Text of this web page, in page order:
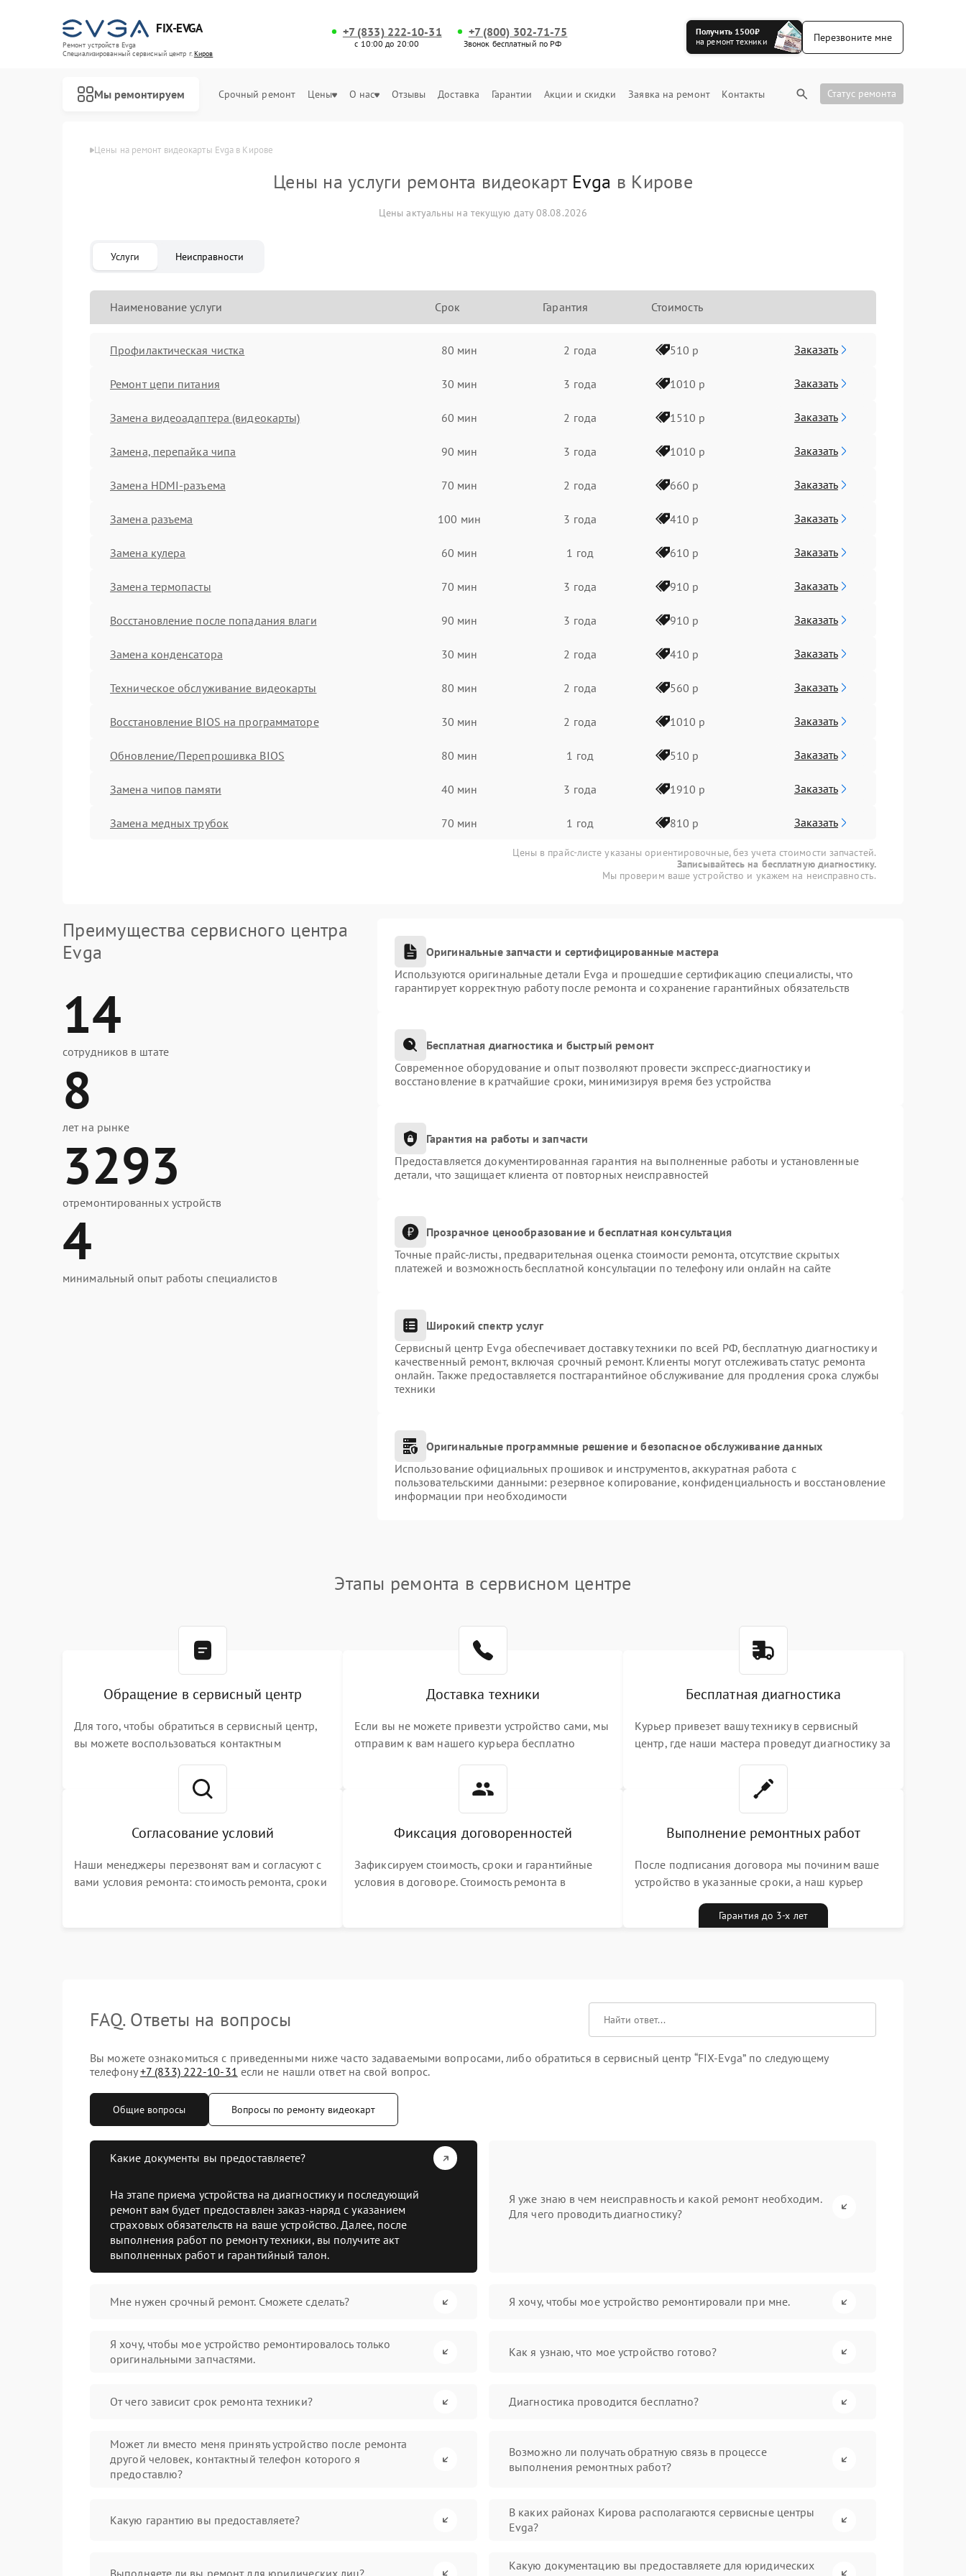
FIX-EVGA
Ремонт устройств Evga
Специализированный cервисный центр г.Киров
+7 (833) 222-10-31
с 10:00 до 20:00
+7 (800) 302-71-75
Звонок бесплатный по РФ
Получить 1500₽
на ремонт техники
Перезвоните мне
Мы ремонтируем Срочный ремонт Цены О нас Отзывы Доставка Гарантии Акции и скидки Заявка на ремонт Контакты Статус ремонта
Цены Цены на ремонт видеокарты Evga в Кирове
Цены на услуги ремонта видеокарт Evga в Кирове
Цены актуальны на текущую дату 08.08.2026
Услуги Неисправности
Наименование услуги Срок Гарантия Стоимость
Профилактическая чистка 80 мин 2 года 510 р Заказать
Ремонт цепи питания 30 мин 3 года 1010 р Заказать
Замена видеоадаптера (видеокарты) 60 мин 2 года 1510 р Заказать
Замена, перепайка чипа 90 мин 3 года 1010 р Заказать
Замена HDMI-разъема 70 мин 2 года 660 р Заказать
Замена разъема 100 мин 3 года 410 р Заказать
Замена кулера 60 мин 1 год 610 р Заказать
Замена термопасты 70 мин 3 года 910 р Заказать
Восстановление после попадания влаги 90 мин 3 года 910 р Заказать
Замена конденсатора 30 мин 2 года 410 р Заказать
Техническое обслуживание видеокарты 80 мин 2 года 560 р Заказать
Восстановление BIOS на программаторе 30 мин 2 года 1010 р Заказать
Обновление/Перепрошивка BIOS 80 мин 1 год 510 р Заказать
Замена чипов памяти 40 мин 3 года 1910 р Заказать
Замена медных трубок 70 мин 1 год 810 р Заказать
Цены в прайс-листе указаны ориентировочные, без учета стоимости запчастей.
Записывайтесь на бесплатную диагностику.
Мы проверим ваше устройство и укажем на неисправность.
Преимущества сервисного центра
Evga
14
сотрудников в штате
8
лет на рынке
3293
отремонтированных устройств
4
минимальный опыт работы специалистов
Оригинальные запчасти и сертифицированные мастера
Используются оригинальные детали Evga и прошедшие сертификацию специалисты, что
гарантирует корректную работу после ремонта и сохранение гарантийных обязательств
Бесплатная диагностика и быстрый ремонт
Современное оборудование и опыт позволяют провести экспресс-диагностику и
восстановление в кратчайшие сроки, минимизируя время без устройства
Гарантия на работы и запчасти
Предоставляется документированная гарантия на выполненные работы и установленные
детали, что защищает клиента от повторных неисправностей
Прозрачное ценообразование и бесплатная консультация
Точные прайс-листы, предварительная оценка стоимости ремонта, отсутствие скрытых
платежей и возможность бесплатной консультации по телефону или онлайн на сайте
Широкий спектр услуг
Сервисный центр Evga обеспечивает доставку техники по всей РФ, бесплатную диагностику и
качественный ремонт, включая срочный ремонт. Клиенты могут отслеживать статус ремонта
онлайн. Также предоставляется постгарантийное обслуживание для продления срока службы
техники
Оригинальные программные решение и безопасное обслуживание данных
Использование официальных прошивок и инструментов, аккуратная работа с
пользовательскими данными: резервное копирование, конфиденциальность и восстановление
информации при необходимости
Этапы ремонта в сервисном центре
Обращение в сервисный центр
Для того, чтобы обратиться в сервисный центр,
вы можете воспользоваться контактным
номер телефона на сайте
Доставка техники
Если вы не можете привезти устройство сами, мы
отправим к вам нашего курьера бесплатно
Бесплатная диагностика
Курьер привезет вашу технику в сервисный
центр, где наши мастера проведут диагностику за
Согласование условий
Наши менеджеры перезвонят вам и согласуют с
вами условия ремонта: стоимость ремонта, сроки
Фиксация договоренностей
Зафиксируем стоимость, сроки и гарантийные
условия в договоре. Стоимость ремонта в
Выполнение ремонтных работ
После подписания договора мы починим ваше
устройство в указанные сроки, а наш курьер
талоном бесплатноГарантия до 3-х лет
FAQ. Ответы на вопросы
Вы можете ознакомиться с приведенными ниже часто задаваемыми вопросами, либо обратиться в сервисный центр “FIX-Evga” по следующему
телефону+7 (833) 222-10-31 если не нашли ответ на свой вопрос.
Общие вопросы Вопросы по ремонту видеокарт
Какие документы вы предоставляете?
На этапе приема устройства на диагностику и последующий
ремонт вам будет предоставлен заказ-наряд с указанием
страховых обязательств на ваше устройство. Далее, после
выполнения работ по ремонту техники, вы получите акт
выполненных работ и гарантийный талон.
Я уже знаю в чем неисправность и какой ремонт необходим.
Для чего проводить диагностику?
Мне нужен срочный ремонт. Сможете сделать? Я хочу, чтобы мое устройство ремонтировали при мне.
Я хочу, чтобы мое устройство ремонтировалось только
оригинальными запчастями.
Как я узнаю, что мое устройство готово?
От чего зависит срок ремонта техники? Диагностика проводится бесплатно?
Может ли вместо меня принять устройство после ремонта
другой человек, контактный телефон которого я
предоставлю?
Возможно ли получать обратную связь в процессе
выполнения ремонтных работ?
Какую гарантию вы предоставляете?
В каких районах Кирова располагаются сервисные центры
Evga?
Выполняете ли вы ремонт для юридических лиц?
Какую документацию вы предоставляете для юридических